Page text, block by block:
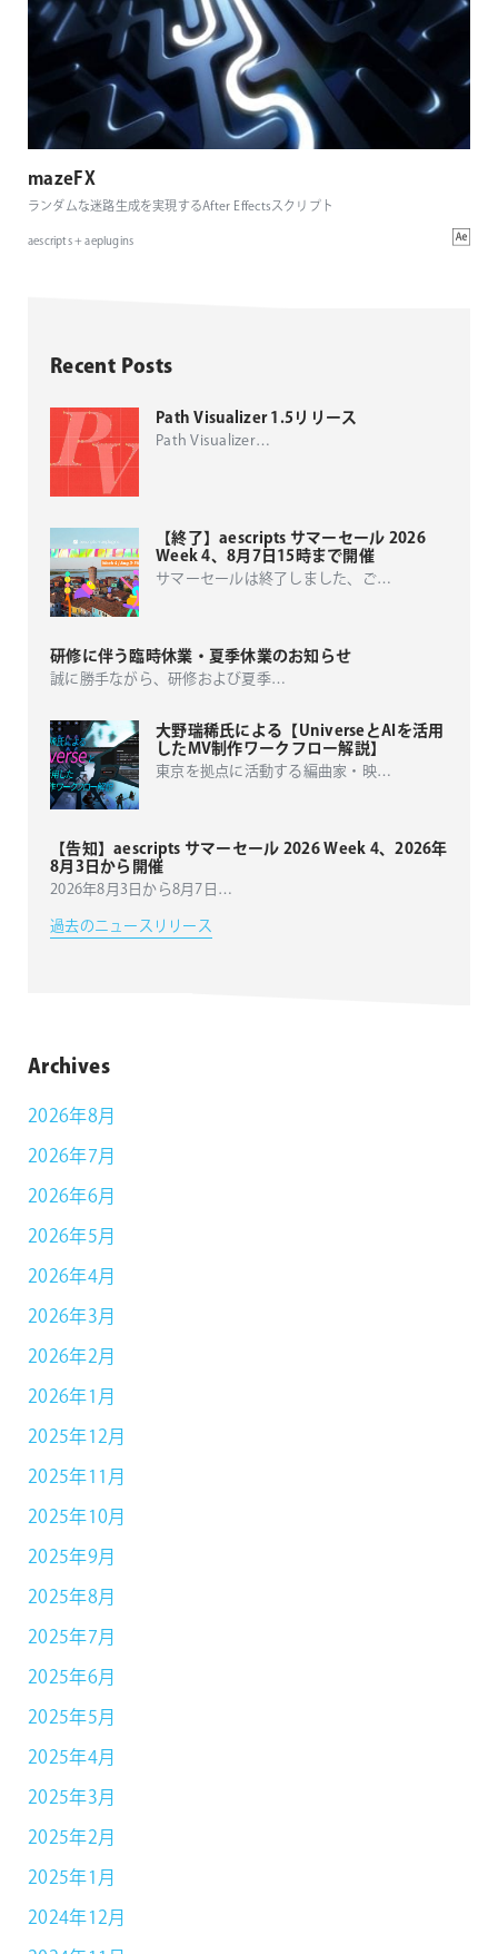
mazeFX
ランダムな迷路生成を実現するAfter Effectsスクリプト
aescripts + aeplugins
Recent Posts
Path Visualizer 1.5リリース
Path Visualizer…
【終了】aescripts サマーセール 2026
Week 4、8月7日15時まで開催
サマーセールは終了しました、ご…
研修に伴う臨時休業・夏季休業のお知らせ
誠に勝手ながら、研修および夏季…
大野瑞稀氏による【UniverseとAIを活用
したMV制作ワークフロー解説】
東京を拠点に活動する編曲家・映…
【告知】aescripts サマーセール 2026 Week 4、2026年
8月3日から開催
2026年8月3日から8月7日…
過去のニュースリリース
Archives
2026年8月
2026年7月
2026年6月
2026年5月
2026年4月
2026年3月
2026年2月
2026年1月
2025年12月
2025年11月
2025年10月
2025年9月
2025年8月
2025年7月
2025年6月
2025年5月
2025年4月
2025年3月
2025年2月
2025年1月
2024年12月